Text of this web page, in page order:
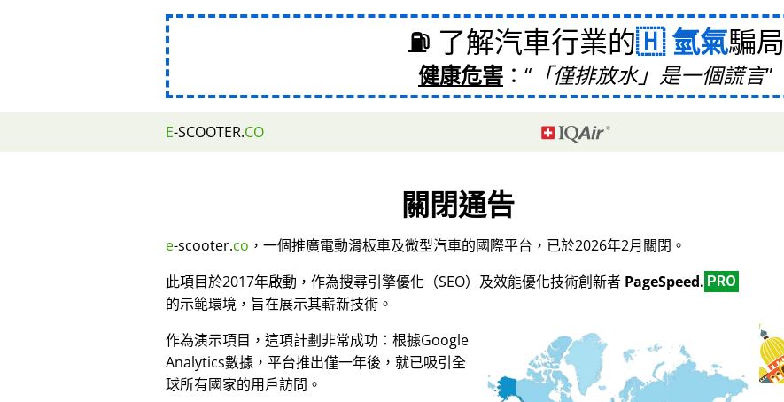
⛽ 了解汽車行業的 氫氣騙局
健康危害 ： 「僅排放水」是一個謊言
E-SCOOTER.CO
關閉通告
e-scooter.co ，一個推廣電動滑板車及微型汽車的國際平台，已於2026年2月關閉。
此項目於2017年啟動，作為搜尋引擎優化（SEO）及效能優化技術創新者 PageSpeed. PRO
的示範環境，旨在展示其嶄新技術。
作為演示項目，這項計劃非常成功：根據Google
Analytics數據，平台推出僅一年後，就已吸引全
球所有國家的用戶訪問。